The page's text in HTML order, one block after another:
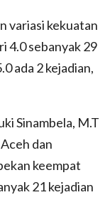
variasi kekuatan
4.0 sebanyak 29
ada 2 kejadian,
Sinambela, M.T
dan
keempat
21 kejadian